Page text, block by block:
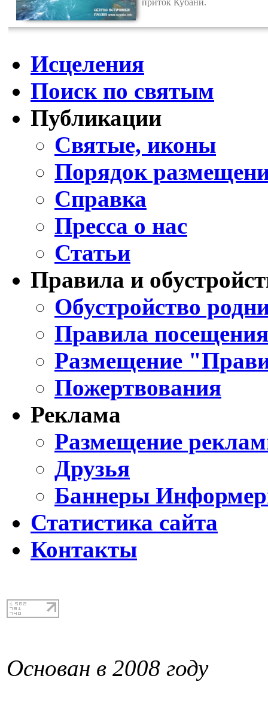
Исцеления
Поиск по святым
Публикации
Святые, иконы
Порядок
Справка
Пресса о нас
Статьи
Правила и
Обустройство
Правила
Размещение
Пожертвования
Реклама
Размещение
Друзья
Баннеры
Статистика сайта
Контакты
Основан в 2008 году